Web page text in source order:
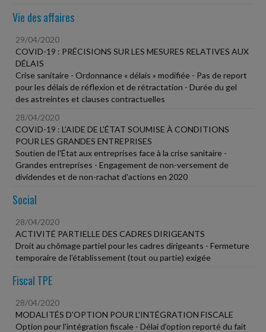
Vie des affaires
29/04/2020
COVID-19 : PRÉCISIONS SUR LES MESURES RELATIVES AUX
DÉLAIS
Crise sanitaire - Ordonnance « délais » modifiée - Pas de report
pour les délais de réflexion et de rétractation - Durée du gel
des astreintes et clauses contractuelles
28/04/2020
COVID-19 : L'AIDE DE L'ÉTAT SOUMISE À CONDITIONS
POUR LES GRANDES ENTREPRISES
Soutien de l'État aux entreprises face à la crise sanitaire -
Grandes entreprises - Engagement de non-versement de
dividendes et de non-rachat d'actions en 2020
Social
28/04/2020
ACTIVITÉ PARTIELLE DES CADRES DIRIGEANTS
Droit au chômage partiel pour les cadres dirigeants - Fermeture
temporaire de l'établissement (tout ou partie) exigée
Fiscal TPE
28/04/2020
MODALITÉS D'OPTION POUR L'INTÉGRATION FISCALE
Option pour l'intégration fiscale - Délai d'option reporté du fait